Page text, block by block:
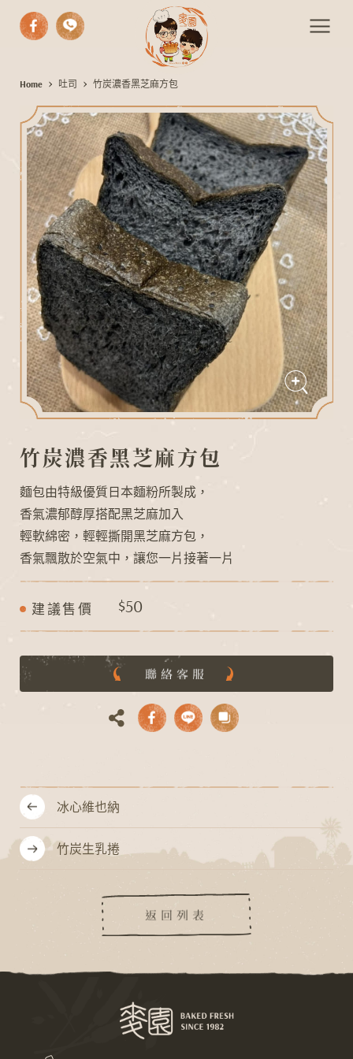
G
N
I
D
A
O L
竹
炭
濃
香
黑
芝
麻
方
包
手作麵包
期間限定
伴手禮
活動餐會
最新消息
聯絡我們
Home 吐司 竹炭濃香黑芝麻方包
竹炭濃香黑芝麻方包
麵包由特級優質日本麵粉所製成，
香氣濃郁醇厚搭配黑芝麻加入
輕軟綿密，輕輕撕開黑芝麻方包，
香氣飄散於空氣中，讓您一片接著一片
建議售價 $50
聯絡客服
冰心維也納
竹炭生乳捲
返回列表